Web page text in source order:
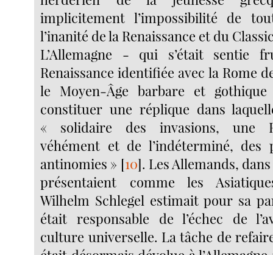
implicitement l’impossibilité de
l’inanité de la Renaissance et du
L’Allemagne - qui s’était sentie
Renaissance identifiée avec la Rome
le Moyen-Âge barbare et
constituer une réplique dans
« solidaire des invasions, une
véhément et de l’indéterminé, des
antinomies » [10]. Les Allemands,
présentaient comme les
Wilhelm Schlegel estimait pour sa
était responsable de l’échec de
culture universelle. La tâche de